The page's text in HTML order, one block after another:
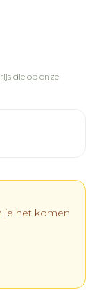
die op onze
je het komen